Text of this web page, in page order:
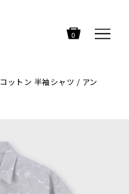
0
コットン 半袖シャツ / アン